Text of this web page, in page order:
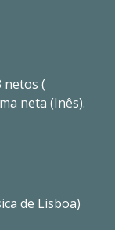
netos (
neta (Inês).
de Lisboa)